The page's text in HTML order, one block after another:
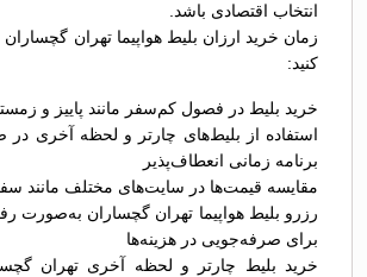
انتخاب اقتصادی باشد.
زمان خرید ارزان بلیط هواپیما تهران
کنید:
خرید بلیط در فصول کم‌سفر مانند پاییز و
استفاده از بلیط‌های چارتر و لحظه آخری
برنامه زمانی انعطاف‌پذیر
مقایسه قیمت‌ها در سایت‌های مختلف مانند
رزرو بلیط هواپیما تهران گچساران
برای صرفه‌جویی در هزینه‌ها
خرید بلیط چارتر و لحظه آخری تهران